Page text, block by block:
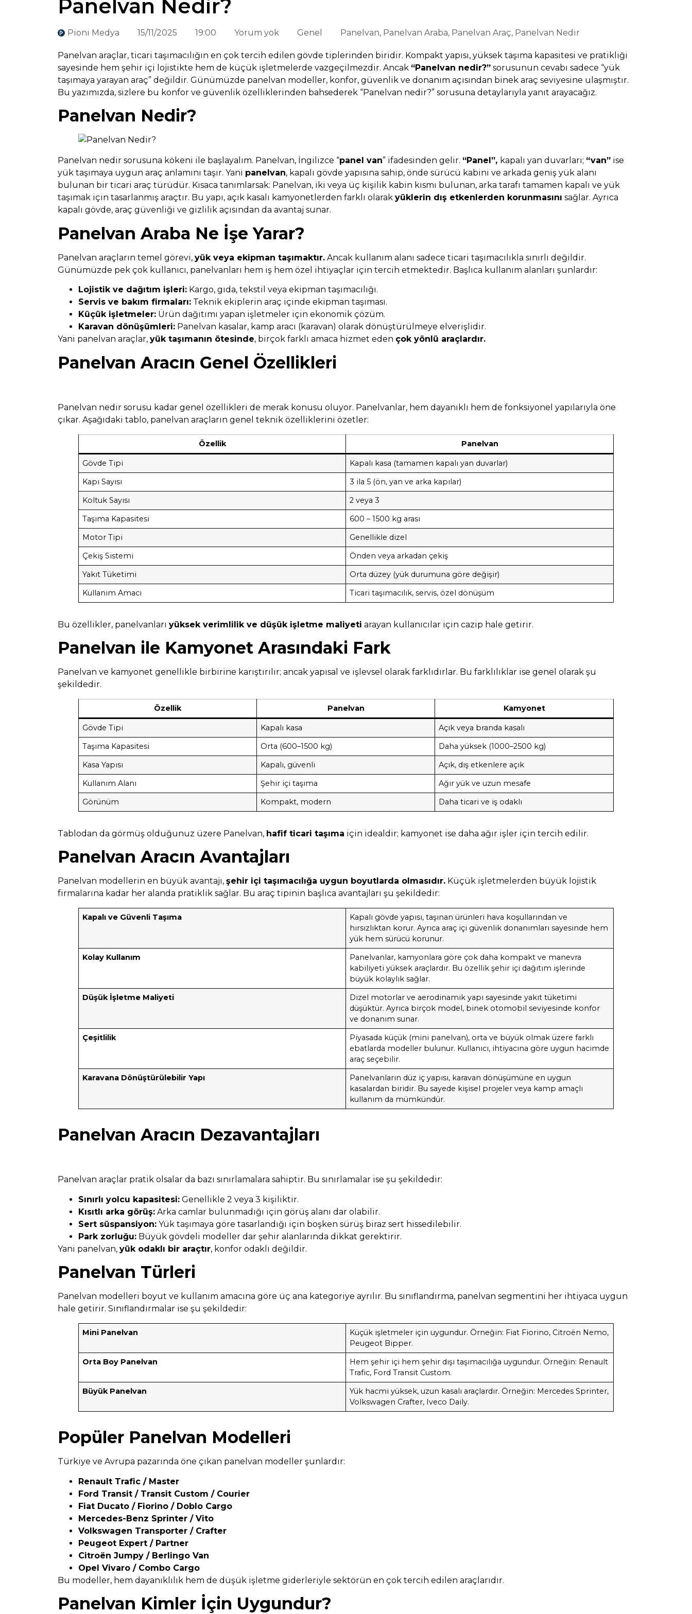
Panelvan Nedir?
Pioni Medya 15/11/2025 19:00 Yorum yok Genel Panelvan, Panelvan Araba, Panelvan Araç, Panelvan Nedir
Panelvan araçlar, ticari taşımacılığın en çok tercih edilen gövde tiplerinden biridir. Kompakt yapısı, yüksek taşıma kapasitesi ve pratikliği
sayesinde hem şehir içi lojistikte hem de küçük işletmelerde vazgeçilmezdir. Ancak “Panelvan nedir?” sorusunun cevabı sadece “yük
taşımaya yarayan araç” değildir. Günümüzde panelvan modeller, konfor, güvenlik ve donanım açısından binek araç seviyesine ulaşmıştır.
Bu yazımızda, sizlere bu konfor ve güvenlik özelliklerinden bahsederek “Panelvan nedir?” sorusuna detaylarıyla yanıt arayacağız.
Panelvan Nedir?
Panelvan nedir sorusuna kökeni ile başlayalım. Panelvan, İngilizce “panel van” ifadesinden gelir. “Panel”, kapalı yan duvarları; “van” ise
yük taşımaya uygun araç anlamını taşır. Yani panelvan, kapalı gövde yapısına sahip, önde sürücü kabini ve arkada geniş yük alanı
bulunan bir ticari araç türüdür. Kısaca tanımlarsak: Panelvan, iki veya üç kişilik kabin kısmı bulunan, arka tarafı tamamen kapalı ve yük
taşımak için tasarlanmış araçtır. Bu yapı, açık kasalı kamyonetlerden farklı olarak yüklerin dış etkenlerden korunmasını sağlar. Ayrıca
kapalı gövde, araç güvenliği ve gizlilik açısından da avantaj sunar.
Panelvan Araba Ne İşe Yarar?
Panelvan araçların temel görevi, yük veya ekipman taşımaktır. Ancak kullanım alanı sadece ticari taşımacılıkla sınırlı değildir.
Günümüzde pek çok kullanıcı, panelvanları hem iş hem özel ihtiyaçlar için tercih etmektedir. Başlıca kullanım alanları şunlardır:
Lojistik ve dağıtım işleri: Kargo, gıda, tekstil veya ekipman taşımacılığı.
Servis ve bakım firmaları: Teknik ekiplerin araç içinde ekipman taşıması.
Küçük işletmeler: Ürün dağıtımı yapan işletmeler için ekonomik çözüm.
Karavan dönüşümleri: Panelvan kasalar, kamp aracı (karavan) olarak dönüştürülmeye elverişlidir.
Yani panelvan araçlar, yük taşımanın ötesinde, birçok farklı amaca hizmet eden çok yönlü araçlardır.
Panelvan Aracın Genel Özellikleri
Panelvan nedir sorusu kadar genel özellikleri de merak konusu oluyor. Panelvanlar, hem dayanıklı hem de fonksiyonel yapılarıyla öne
çıkar. Aşağıdaki tablo, panelvan araçların genel teknik özelliklerini özetler:
Özellik Panelvan
Gövde Tipi
Kapalı kasa (tamamen kapalı yan duvarlar)
Kapı Sayısı
3 ila 5 (ön, yan ve arka kapılar)
Koltuk Sayısı
2 veya 3
Taşıma Kapasitesi
600 – 1500 kg arası
Motor Tipi
Genellikle dizel
Çekiş Sistemi
Önden veya arkadan çekiş
Yakıt Tüketimi
Orta düzey (yük durumuna göre değişir)
Kullanım Amacı
Ticari taşımacılık, servis, özel dönüşüm
Bu özellikler, panelvanları yüksek verimlilik ve düşük işletme maliyeti arayan kullanıcılar için cazip hale getirir.
Panelvan ile Kamyonet Arasındaki Fark
Panelvan ve kamyonet genellikle birbirine karıştırılır; ancak yapısal ve işlevsel olarak farklıdırlar. Bu farklılıklar ise genel olarak şu
şekildedir.
Özellik Panelvan Kamyonet
Gövde Tipi Kapalı kasa
Açık veya branda kasalı
Taşıma Kapasitesi
Orta (600–1500 kg)
Daha yüksek (1000–2500 kg)
Kasa Yapısı
Kapalı, güvenli
Açık, dış etkenlere açık
Kullanım Alanı
Şehir içi taşıma
Ağır yük ve uzun mesafe
Görünüm
Kompakt, modern Daha ticari ve iş odaklı
Tablodan da görmüş olduğunuz üzere Panelvan, hafif ticari taşıma için idealdir; kamyonet ise daha ağır işler için tercih edilir.
Panelvan Aracın Avantajları
Panelvan modellerin en büyük avantajı, şehir içi taşımacılığa uygun boyutlarda olmasıdır. Küçük işletmelerden büyük lojistik
firmalarına kadar her alanda pratiklik sağlar. Bu araç tipinin başlıca avantajları şu şekildedir:
Kapalı ve Güvenli Taşıma
Kapalı gövde yapısı, taşınan ürünleri hava koşullarından ve
hırsızlıktan korur. Ayrıca araç içi güvenlik donanımları sayesinde hem
yük hem sürücü korunur.
Kolay Kullanım
Panelvanlar, kamyonlara göre çok daha kompakt ve manevra
kabiliyeti yüksek araçlardır. Bu özellik şehir içi dağıtım işlerinde
büyük kolaylık sağlar.
Düşük İşletme Maliyeti
Dizel motorlar ve aerodinamik yapı sayesinde yakıt tüketimi
düşüktür. Ayrıca birçok model, binek otomobil seviyesinde konfor
ve donanım sunar.
Çeşitlilik
Piyasada küçük (mini panelvan), orta ve büyük olmak üzere farklı
ebatlarda modeller bulunur. Kullanıcı, ihtiyacına göre uygun hacimde
araç seçebilir.
Karavana Dönüştürülebilir Yapı
Panelvanların düz iç yapısı, karavan dönüşümüne en uygun
kasalardan biridir. Bu sayede kişisel projeler veya kamp amaçlı
kullanım da mümkündür.
Panelvan Aracın Dezavantajları
Panelvan araçlar pratik olsalar da bazı sınırlamalara sahiptir. Bu sınırlamalar ise şu şekildedir:
Sınırlı yolcu kapasitesi: Genellikle 2 veya 3 kişiliktir.
Kısıtlı arka görüş: Arka camlar bulunmadığı için görüş alanı dar olabilir.
Sert süspansiyon: Yük taşımaya göre tasarlandığı için boşken sürüş biraz sert hissedilebilir.
Park zorluğu: Büyük gövdeli modeller dar şehir alanlarında dikkat gerektirir.
Yani panelvan, yük odaklı bir araçtır, konfor odaklı değildir.
Panelvan Türleri
Panelvan modelleri boyut ve kullanım amacına göre üç ana kategoriye ayrılır. Bu sınıflandırma, panelvan segmentini her ihtiyaca uygun
hale getirir. Sınıflandırmalar ise şu şekildedir:
Mini Panelvan
Küçük işletmeler için uygundur. Örneğin: Fiat Fiorino, Citroën Nemo,
Peugeot Bipper.
Orta Boy Panelvan
Hem şehir içi hem şehir dışı taşımacılığa uygundur. Örneğin: Renault
Trafic, Ford Transit Custom.
Büyük Panelvan
Yük hacmi yüksek, uzun kasalı araçlardır. Örneğin: Mercedes Sprinter,
Volkswagen Crafter, Iveco Daily.
Popüler Panelvan Modelleri
Türkiye ve Avrupa pazarında öne çıkan panelvan modeller şunlardır:
Renault Trafic / Master
Ford Transit / Transit Custom / Courier
Fiat Ducato / Fiorino / Doblo Cargo
Mercedes-Benz Sprinter / Vito
Volkswagen Transporter / Crafter
Peugeot Expert / Partner
Citroën Jumpy / Berlingo Van
Opel Vivaro / Combo Cargo
Bu modeller, hem dayanıklılık hem de düşük işletme giderleriyle sektörün en çok tercih edilen araçlarıdır.
Panelvan Kimler İçin Uygundur?